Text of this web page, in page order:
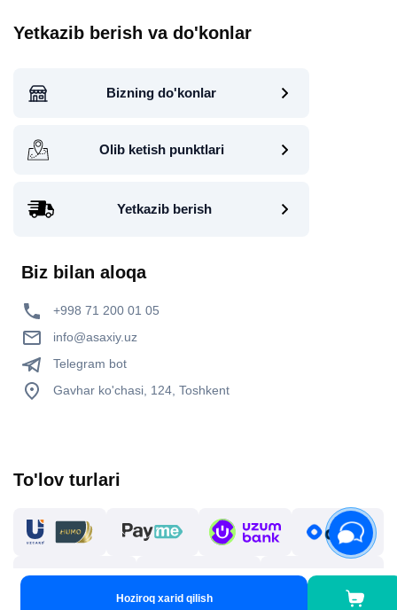
Hoziroq xarid qilish
Yetkazib berish va do'konlar
Bizning do'konlar
Olib ketish punktlari
Yetkazib berish
Biz bilan aloqa
+998 71 200 01 05
info@asaxiy.uz
Telegram bot
Gavhar ko'chasi, 124, Toshkent
To'lov turlari